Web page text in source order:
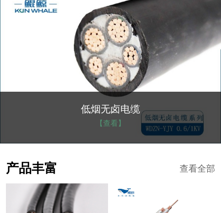
NGA-BTLY防火电缆
【查看】
查看全部
产品丰富